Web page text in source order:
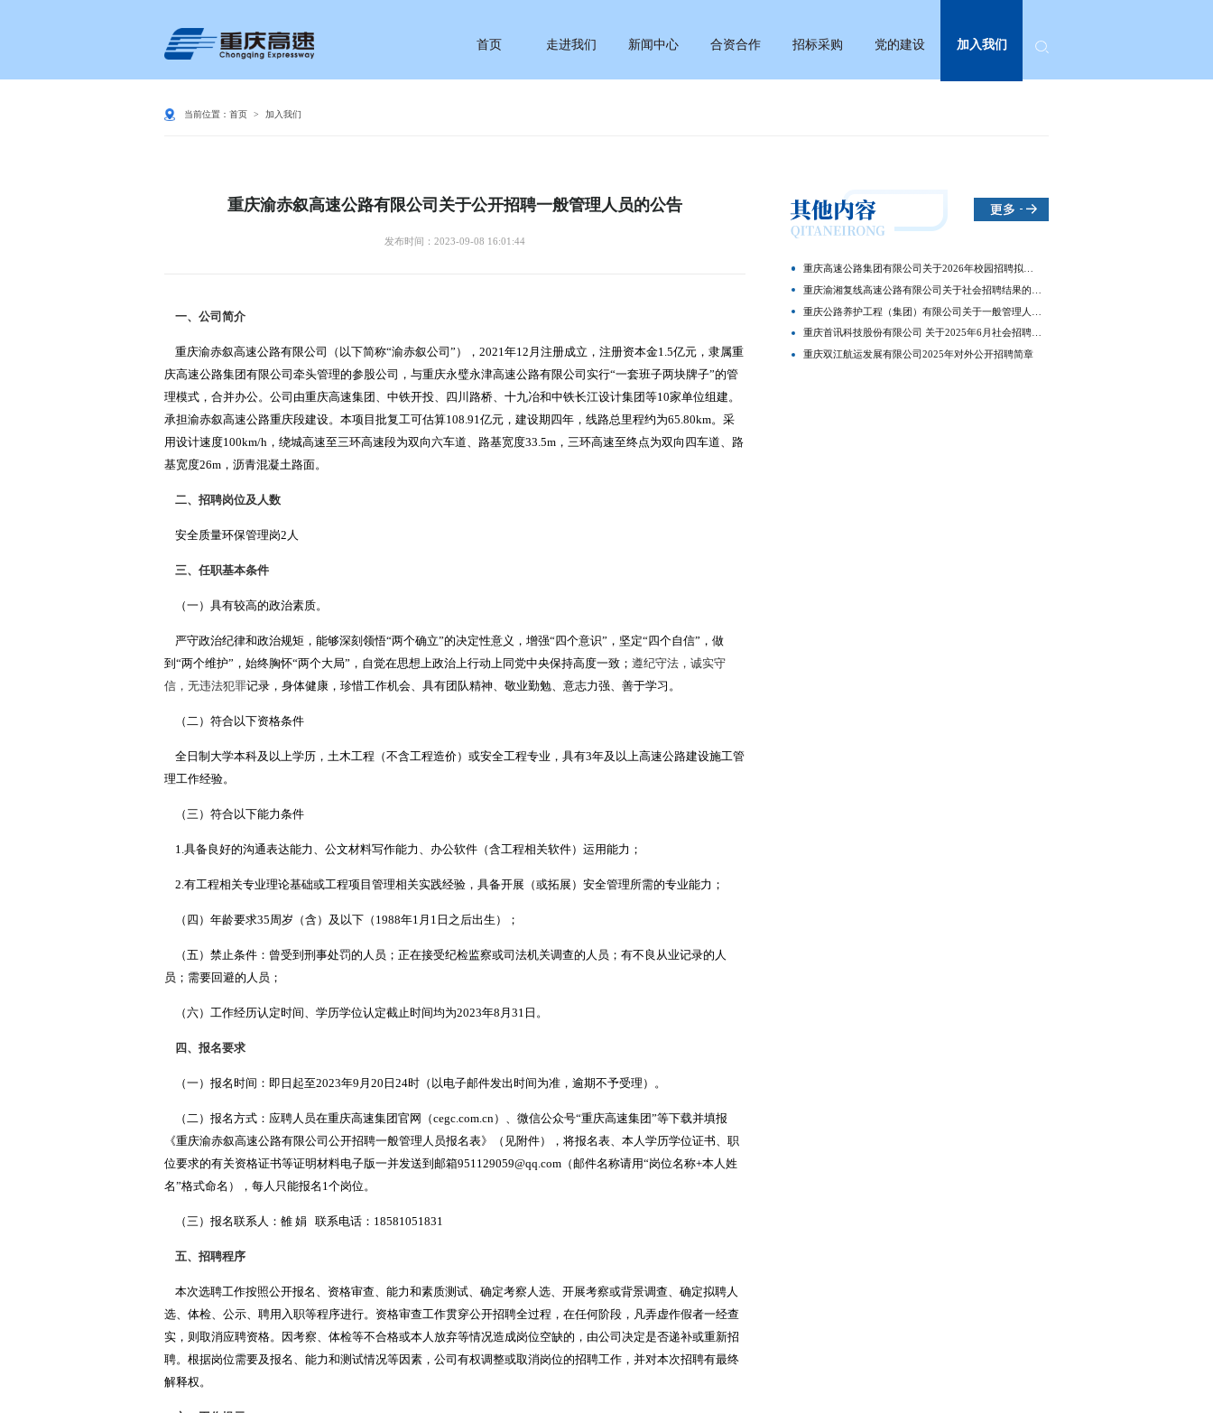
首页 走进我们 新闻中心 合资合作 招标采购 党的建设 加入我们
当前位置： 首页 > 加入我们
重庆渝赤叙高速公路有限公司关于公开招聘一般管理人员的公告
发布时间：2023-09-08 16:01:44
一、公司简介
重庆渝赤叙高速公路有限公司（以下简称“渝赤叙公司”），2021年12月注册成立，注册资本金1.5亿元，隶属重
庆高速公路集团有限公司牵头管理的参股公司，与重庆永璧永津高速公路有限公司实行“一套班子两块牌子”的管
理模式，合并办公。公司由重庆高速集团、中铁开投、四川路桥、十九冶和中铁长江设计集团等10家单位组建。
承担渝赤叙高速公路重庆段建设。本项目批复工可估算108.91亿元，建设期四年，线路总里程约为65.80km。采
用设计速度100km/h，绕城高速至三环高速段为双向六车道、路基宽度33.5m，三环高速至终点为双向四车道、路
基宽度26m，沥青混凝土路面。
二、招聘岗位及人数
安全质量环保管理岗2人
三、任职基本条件
（一）具有较高的政治素质。
严守政治纪律和政治规矩，能够深刻领悟“两个确立”的决定性意义，增强“四个意识”，坚定“四个自信”，做
到“两个维护”，始终胸怀“两个大局”，自觉在思想上政治上行动上同党中央保持高度一致； 遵纪守法，诚实守
信，无违法犯罪记录，身体健康，珍惜工作机会、具有团队精神、敬业勤勉、意志力强、善于学习。
（二）符合以下资格条件
全日制大学本科及以上学历，土木工程（不含工程造价）或安全工程专业，具有3年及以上高速公路建设施工管
理工作经验。
（三）符合以下能力条件
1.具备良好的沟通表达能力、公文材料写作能力、办公软件（含工程相关软件）运用能力；
2.有工程相关专业理论基础或工程项目管理相关实践经验，具备开展（或拓展）安全管理所需的专业能力；
（四）年龄要求35周岁（含）及以下（1988年1月1日之后出生）；
（五）禁止条件：曾受到刑事处罚的人员；正在接受纪检监察或司法机关调查的人员；有不良从业记录的人
员；需要回避的人员；
（六）工作经历认定时间、学历学位认定截止时间均为2023年8月31日。
四、报名要求
（一）报名时间：即日起至2023年9月20日24时（以电子邮件发出时间为准，逾期不予受理）。
（二）报名方式：应聘 人员在重庆高速集团官网（cegc.com.cn）、微信公众号“重庆高速集团”等下载并填报
《重庆渝赤叙高速公路有限公司公开招聘一般管理人员报名表》（见附件），将报名表、本人学历学位证书、职
位要求的有关资格证书等证明材料电子版一并发送到邮箱951129059@qq.com（邮件名称请用“岗位名称+本人姓
名”格式命名），每人只能报名1个岗位。
（三）报名联系人：雒 娟 联系电话：18581051831
五、招聘程序
本次选聘工作按照公开报名、资格审查、能力和素质测试、确定考察人选、开展考察或背景调查、确定拟聘人
选、体检、公示、聘用入职等程序进行。资格审查工作贯穿公开招聘全过程，在任何阶段，凡弄虚作假者一经查
实，则取消应聘资格。因考察、体检等不合格或本人放弃等情况造成岗位空缺的，由公司决定是否递补或重新招
聘。根据岗位需要及报名、能力和测试情况等因素，公司有权调整或取消岗位的招聘工作，并对本次招聘有最终
解释权。
重庆首讯科技股份有限公司 关于2025年6月社会招聘结果的公示
重庆双江航运发展有限公司2025年对外公开招聘简章